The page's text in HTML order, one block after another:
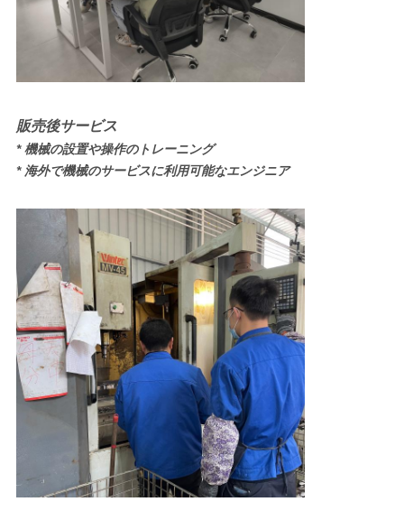
販売後サービス
* 機械の設置や操作のトレーニング
* 海外で機械のサービスに利用可能なエンジニア